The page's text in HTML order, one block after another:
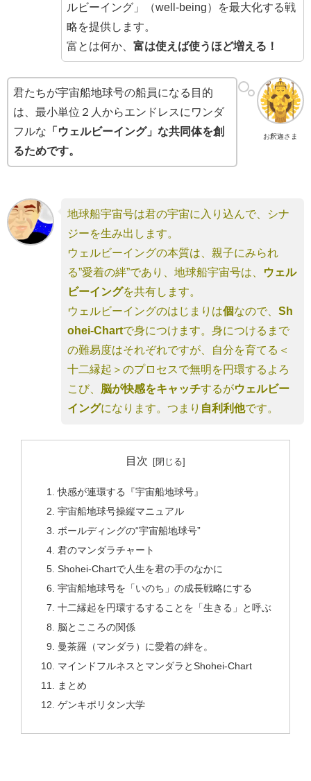
ルビーイング」（well-being）を最大化する戦
略を提供します。
富とは何か、富は使えば使うほど増える！
お釈迦さま
君たちが宇宙船地球号の船員になる目的
は、最小単位２人からエンドレスにワンダ
フルな 「ウェルビーイング」な共同体を創
るためです。
地球船宇宙号は君の宇宙に入り込んで、シナ
ジーを生み出します。
ウェルビーイングの本質は、親子にみられ
る”愛着の絆”であり、地球船宇宙号は、 ウェル
ビーイングを共有します。
ウェルビーイングのはじまりは個なので、Sh
ohei-Chartで身につけます。身につけるまで
の難易度はそれぞれですが、自分を育てる＜
十二縁起＞のプロセスで無明を円環するよろ
こび、 脳が快感をキャッチするがウェルビー
イングになります。つまり 自利利他です。
目次
快感が連環する『宇宙船地球号』
宇宙船地球号操縦マニュアル
ボールディングの“宇宙船地球号”
君のマンダラチャート
Shohei-Chartで人生を君の手のなかに
宇宙船地球号を「いのち」の成長戦略にする
十二縁起を円環するすることを「生きる」と呼ぶ
脳とこころの関係
曼茶羅（マンダラ）に愛着の絆を。
マインドフルネスとマンダラとShohei-Chart
まとめ
ゲンキポリタン大学